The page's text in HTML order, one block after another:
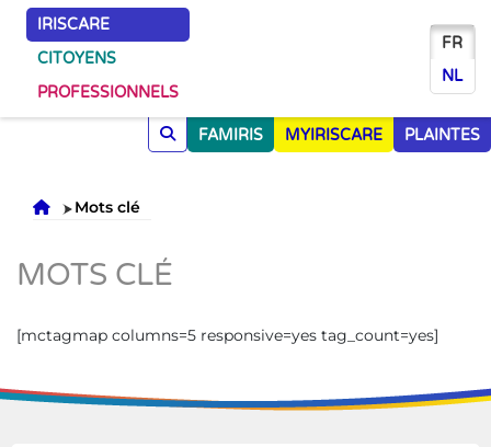
IRISCARE
CITOYENS
PROFESSIONNELS
FR
NL
FAMIRIS MYIRISCARE PLAINTES
AccueilMots clé
MOTS CLÉ
[mctagmap columns=5 responsive=yes tag_count=yes]